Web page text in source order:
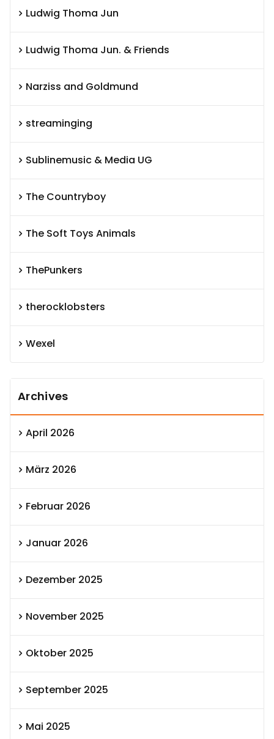
Ludwig Thoma Jun
Ludwig Thoma Jun. & Friends
Narziss and Goldmund
streaminging
Sublinemusic & Media UG
The Countryboy
The Soft Toys Animals
ThePunkers
therocklobsters
Wexel
Archives
April 2026
März 2026
Februar 2026
Januar 2026
Dezember 2025
November 2025
Oktober 2025
September 2025
Mai 2025